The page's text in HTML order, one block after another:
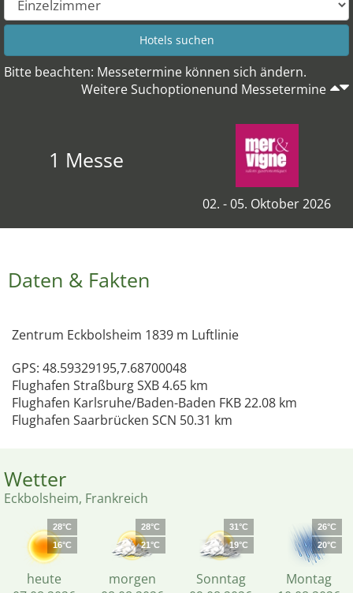
Bitte beachten: Messetermine können sich ändern.
Weitere Suchoptionenund Messetermine
1 Messe
02. - 05. Oktober 2026
Daten & Fakten
Zentrum Eckbolsheim 1839 m Luftlinie
GPS: 48.59329195,7.68700048
Flughafen Straßburg SXB 4.65 km
Flughafen Karlsruhe/Baden-Baden FKB 22.08 km
Flughafen Saarbrücken SCN 50.31 km
Wetter
Eckbolsheim, Frankreich
28°C
16°C
heute
28°C
21°C
morgen
31°C
19°C
Sonntag
26°C
20°C
Montag